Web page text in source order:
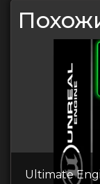
Ultimate